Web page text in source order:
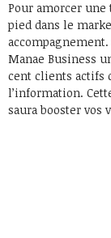
Pour amorcer
pied dans le
accompagnement.
Manae Business
cent clients actifs
l’information.
saura booster vos